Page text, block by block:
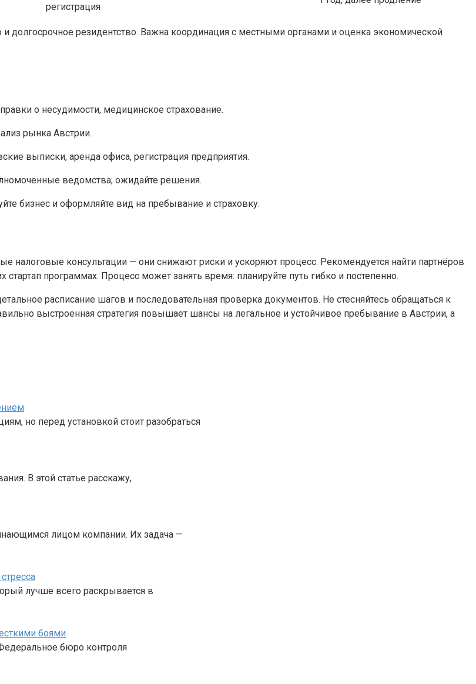
регистрация
долгосрочное резидентство. Важна координация с местными органами и оценка экономической
о несудимости, медицинское страхование.
рынка Австрии.
выписки, аренда офиса, регистрация предприятия.
ведомства; ожидайте решения.
бизнес и оформляйте вид на пребывание и страховку.
налоговые консультации — они снижают риски и ускоряют процесс. Рекомендуется найти партнёров
программах. Процесс может занять время: планируйте путь гибко и постепенно.
расписание шагов и последовательная проверка документов. Не стесняйтесь обращаться к
выстроенная стратегия повышает шансы на легальное и устойчивое пребывание в Австрии, а
но перед установкой стоит разобраться
В этой статье расскажу,
лицом компании. Их задача —
лучше всего раскрывается в
боями
бюро контроля